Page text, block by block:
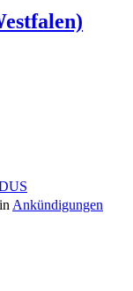
Ankündigungen